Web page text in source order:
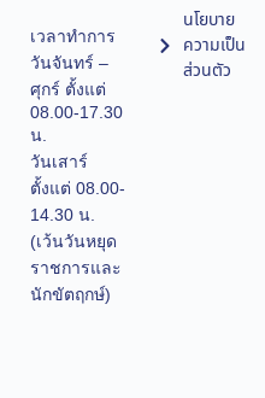
เวลาทำการ
วันจันทร์ –
ศุกร์ ตั้งแต่
08.00-17.30
น.
วันเสาร์
ตั้งแต่ 08.00-
14.30 น.
(เว้นวันหยุด
ราชการและ
นักขัตฤกษ์)
นโยบาย
ความเป็น
ส่วนตัว